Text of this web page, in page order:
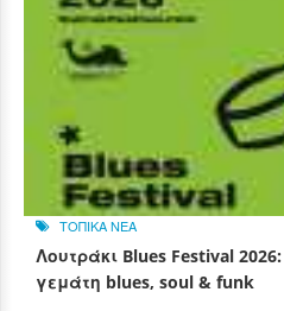
ΤΟΠΙΚΑ ΝΕΑ
Λουτράκι Blues Festival
γεμάτη blues, soul & funk